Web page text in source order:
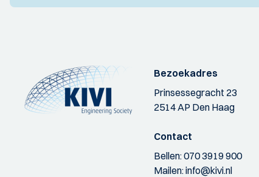
Bezoekadres
Prinsessegracht 23
2514 AP Den Haag
Contact
Bellen:070 3919 900
Mailen:info@kivi.nl